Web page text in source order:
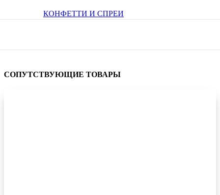
КОНФЕТТИ И СПРЕИ
СОПУТСТВУЮЩИЕ ТОВАРЫ